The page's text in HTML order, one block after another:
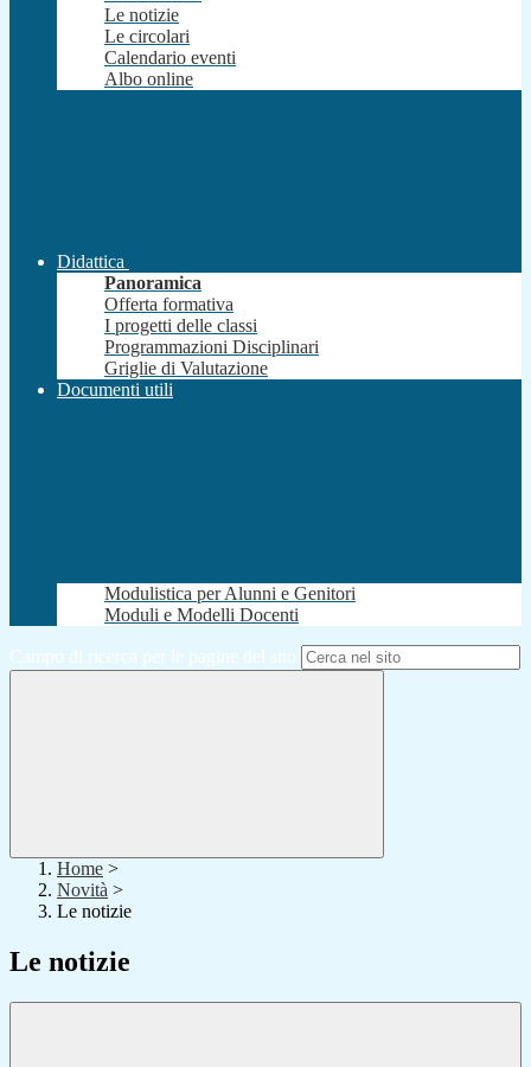
Le notizie
Le circolari
Calendario eventi
Albo online
Didattica
Panoramica
Offerta formativa
I progetti delle classi
Programmazioni Disciplinari
Griglie di Valutazione
Documenti utili
Modulistica per Alunni e Genitori
Moduli e Modelli Docenti
Campo di ricerca per le pagine del sito
Home >
Novità >
Le notizie
Le notizie